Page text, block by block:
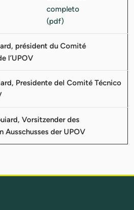
président du Comité
l’UPOV
Presidente del Comité Técnico
Vorsitzender des
Ausschusses der UPOV